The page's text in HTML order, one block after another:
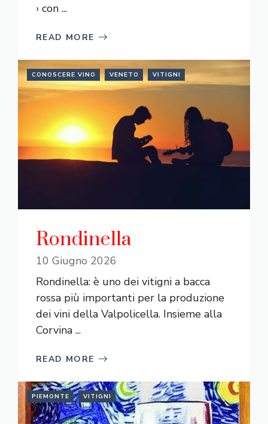
› con ...
READ MORE
CONOSCERE VINO VENETO VITIGNI
Rondinella
10 Giugno 2026
Rondinella: è uno dei vitigni a bacca
rossa più importanti per la produzione
dei vini della Valpolicella. Insieme alla
Corvina ...
READ MORE
PIEMONTE VITIGNI